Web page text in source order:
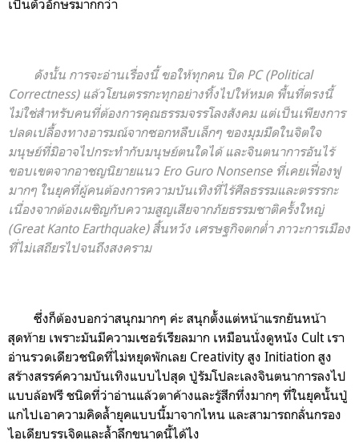
เป็นตัวอักษรมากกว่า
ดังนั้น การจะอ่านเรื่องนี้ ขอให้ทุกคน ปิด PC (Political
Correctness) แล้วโยนตรรกะทุกอย่างทิ้งไปให้หมด พื้นที่ตรงนี้
ไม่ใช่สำหรับคนที่ต้องการคุณธรรมจรรโลงสังคม แต่เป็นเพียงการ
ปลดเปลื้องทางอารมณ์จากซอกหลืบเล็กๆ ของมุมมืดในจิตใจ
มนุษย์ที่มิอาจไปกระทำกับมนุษย์ตนใดได้ และจินตนาการอันไร้
ขอบเขตจากอาชญนิยายแนว Ero Guro Nonsense ที่เคยเฟื่องฟู
มากๆ ในยุคที่ผู้คนต้องการความบันเทิงที่ไร้ศีลธรรมและตรรรกะ
เนื่องจากต้องเผชิญกับความสูญเสียจากภัยธรรมชาติครั้งใหญ่
(Great Kanto Earthquake) สิ้นหวัง เศรษฐกิจตกต่ำ ภาวะการเมือง
ที่ไม่เสถียรไปจนถึงสงคราม
ซึ่งก็ต้องบอกว่าสนุกมากๆ ค่ะ สนุกตั้งแต่หน้าแรกยันหน้า
สุดท้าย เพราะมันมีความเซอร์เรียลมาก เหมือนนั่งดูหนัง Cult เรา
อ่านรวดเดียวชนิดที่ไม่หยุดพักเลย Creativity สูง Initiation สูง
สร้างสรรค์ความบันเทิงแบบไปสุด ปู่รัมโปละเลงจินตนาการลงไป
แบบล้อฟรี ชนิดที่ว่าอ่านแล้วตาค้างและรู้สึกทึ่งมากๆ ที่ในยุคนั้นปู่
แกไปเอาความคิดล้ำยุคแบบนี้มาจากไหน และสามารถกลั่นกรอง
ไอเดียบรรเจิดและล้ำลึกขนาดนี้ได้ไง